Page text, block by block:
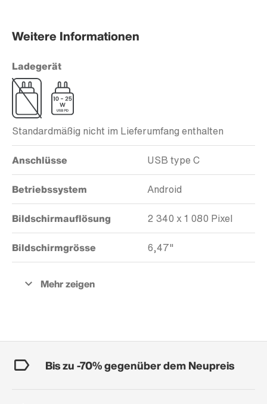
Weitere Informationen
Ladegerät
Standardmäßig nicht im Lieferumfang enthalten
Anschlüsse USB type C
Betriebssystem Android
Bildschirmauflösung 2 340 x 1 080 Pixel
Bildschirmgrösse 6,47"
Bis zu -70% gegenüber dem Neupreis